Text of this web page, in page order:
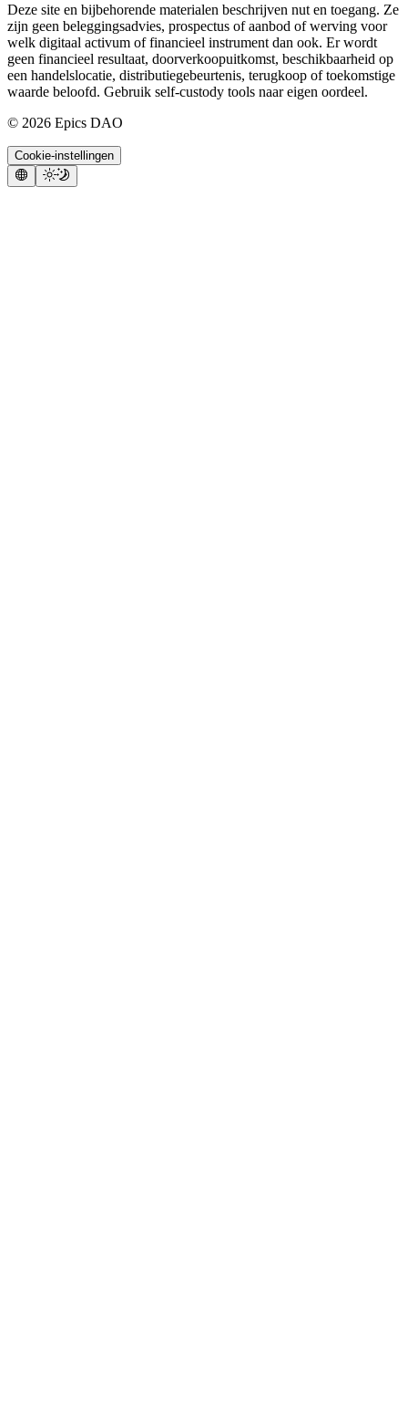
Deze site en bijbehorende materialen beschrijven nut en toegang. Ze
zijn geen beleggingsadvies, prospectus of aanbod of werving voor
welk digitaal activum of financieel instrument dan ook. Er wordt
geen financieel resultaat, doorverkoopuitkomst, beschikbaarheid op
een handelslocatie, distributiegebeurtenis, terugkoop of toekomstige
waarde beloofd. Gebruik self-custody tools naar eigen oordeel.
© 2026 Epics DAO
Cookie-instellingen